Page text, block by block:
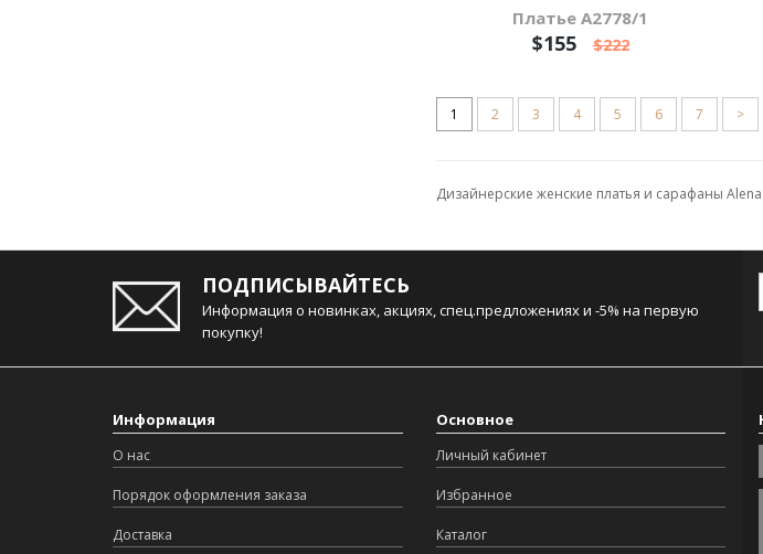
Платье А2778/1
$155 $222
1 2 3 4 5 6 7 >
Дизайнерские женские платья и сарафаны
ПОДПИСЫВАЙТЕСЬ
Информация о новинках, акциях, спец.предложениях и -5% на первую
покупку!
Информация
О нас
Порядок оформления заказа
Доставка
Основное
Личный кабинет
Избранное
Каталог